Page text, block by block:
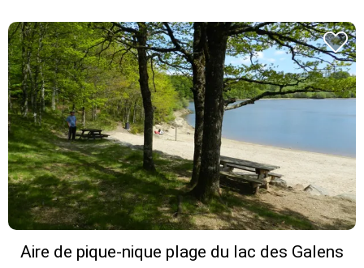
Aire de pique-nique plage du lac des Galens